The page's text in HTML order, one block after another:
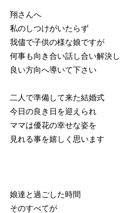
翔さんへ
私のしつけがいたらず
我儘で子供の様な娘ですが
何事も向き合い話し合い解決し
良い方向へ導いて下さい
二人で準備して来た結婚式
今日の良き日を迎えられ
ママは優花の幸せな姿を
見れる事を嬉しく思います
娘達と過ごした時間
そのすべてが